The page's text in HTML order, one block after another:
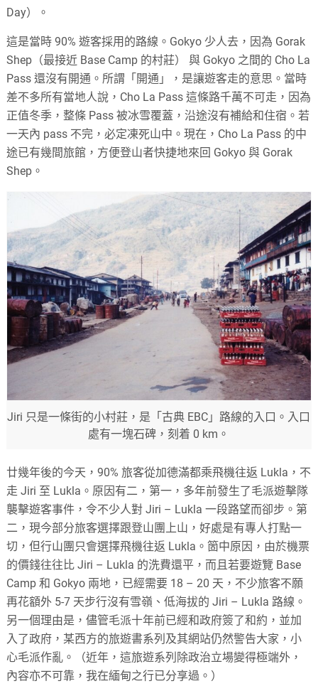
Day）。
這是當時 90% 遊客採用的路線。Gokyo 少人去，因為 Gorak
Shep（最接近 Base Camp 的村莊） 與 Gokyo 之間的 Cho La
Pass 還沒有開通。所謂「開通」，是讓遊客走的意思。當時
差不多所有當地人說，Cho La Pass 這條路千萬不可走，因為
正值冬季，整條 Pass 被冰雪覆蓋，沿途沒有補給和住宿。若
一天內 pass 不完，必定凍死山中。現在，Cho La Pass 的中
途已有幾間旅館，方便登山者快捷地來回 Gokyo 與 Gorak
Shep。
Jiri 只是一條街的小村莊，是「古典 EBC」路線的入口。入口
處有一塊石碑，刻着 0 km。
廿幾年後的今天，90% 旅客從加德滿都乘飛機往返 Lukla，不
走 Jiri 至 Lukla。原因有二，第一，多年前發生了毛派遊擊隊
襲擊遊客事件，令不少人對 Jiri – Lukla 一段路望而卻步。第
二，現今部分旅客選擇跟登山團上山，好處是有專人打點一
切，但行山團只會選擇飛機往返 Lukla。箇中原因，由於機票
的價錢往往比 Jiri – Lukla 的洗費還平，而且若要遊覽 Base
Camp 和 Gokyo 兩地，已經需要 18 – 20 天，不少旅客不願
再花額外 5-7 天步行沒有雪嶺、低海拔的 Jiri – Lukla 路線。
另一個理由是，儘管毛派十年前已經和政府簽了和約，並加
入了政府，某西方的旅遊書系列及其網站仍然警告大家，小
心毛派作亂。（近年，這旅遊系列除政治立場變得極端外，
內容亦不可靠，我在緬甸之行已分享過。）